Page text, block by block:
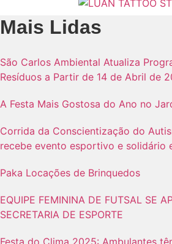
Mais Lidas
São Carlos Ambiental Atualiza
Resíduos a Partir de 14 de Abril de
A Festa Mais Gostosa do Ano no
Corrida da Conscientização do
recebe evento esportivo e solidário
Paka Locações de Brinquedos
EQUIPE FEMININA DE FUTSAL SE
SECRETARIA DE ESPORTE
Festa do Clima 2025: Ambulantes